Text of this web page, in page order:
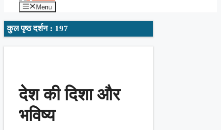
Menu
कुल पृष्ठ दर्शन : 197
देश की दिशा और
भविष्य